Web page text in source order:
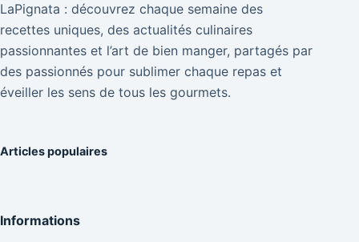
LaPignata : découvrez chaque semaine des
recettes uniques, des actualités culinaires
passionnantes et l’art de bien manger, partagés par
des passionnés pour sublimer chaque repas et
éveiller les sens de tous les gourmets.
Articles populaires
Informations